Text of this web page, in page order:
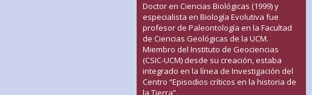
Doctor en Ciencias Biológicas (1999) y
especialista en Biología Evolutiva fue
profesor de Paleontología en la Facultad
de Ciencias Geológicas de la UCM.
Miembro del Instituto de Geociencias
(CSIC-UCM) desde su creación, estaba
integrado en la línea de Investigación del
Centro “Episodios críticos en la historia de
la Tierra”.